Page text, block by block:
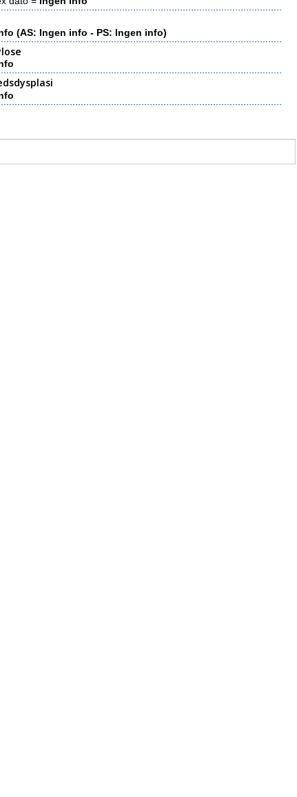
(AS: Ingen info - PS: Ingen info)